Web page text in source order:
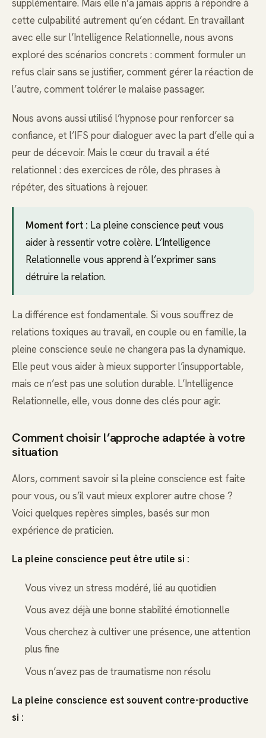
supplémentaire. Mais elle n’a jamais appris à répondre à
cette culpabilité autrement qu’en cédant. En travaillant
avec elle sur l’Intelligence Relationnelle, nous avons
exploré des scénarios concrets : comment formuler un
refus clair sans se justifier, comment gérer la réaction de
l’autre, comment tolérer le malaise passager.
Nous avons aussi utilisé l’hypnose pour renforcer sa
confiance, et l’IFS pour dialoguer avec la part d’elle qui a
peur de décevoir. Mais le cœur du travail a été
relationnel : des exercices de rôle, des phrases à
répéter, des situations à rejouer.
Moment fort : La pleine conscience peut vous
aider à ressentir votre colère. L’Intelligence
Relationnelle vous apprend à l’exprimer sans
détruire la relation.
La différence est fondamentale. Si vous souffrez de
relations toxiques au travail, en couple ou en famille, la
pleine conscience seule ne changera pas la dynamique.
Elle peut vous aider à mieux supporter l’insupportable,
mais ce n’est pas une solution durable. L’Intelligence
Relationnelle, elle, vous donne des clés pour agir.
Comment choisir l’approche adaptée à votre
situation
Alors, comment savoir si la pleine conscience est faite
pour vous, ou s’il vaut mieux explorer autre chose ?
Voici quelques repères simples, basés sur mon
expérience de praticien.
La pleine conscience peut être utile si :
Vous vivez un stress modéré, lié au quotidien
Vous avez déjà une bonne stabilité émotionnelle
Vous cherchez à cultiver une présence, une attention
plus fine
Vous n’avez pas de traumatisme non résolu
La pleine conscience est souvent contre-productive
si :